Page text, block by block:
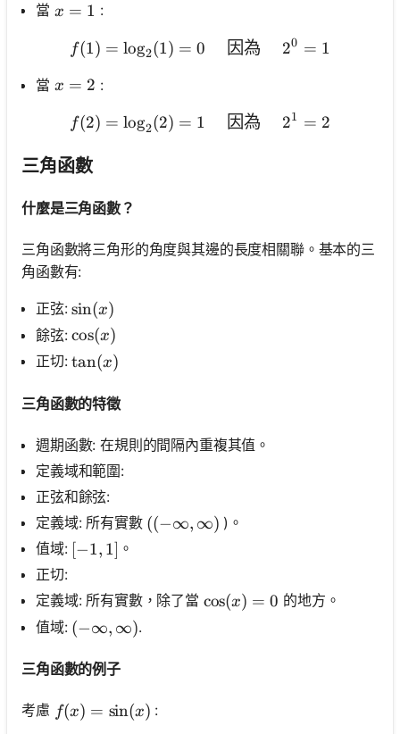
當 x=1
x = 1 :
f(1)=\log _2(1)=0 \quad
f(1) = log2(1) = 0 因為 20 = 1
當 x=2
x = 2 :
f(2)=\log _2(2)=1 \quad
f(2) = log2(2) = 1 因為 21 = 2
三角函數
什麼是三角函數？
三角函數將三角形的角度與其邊的長度相關聯。基本的三
角函數有:
正弦:\sin (x)
sin(x)
餘弦:\cos (x)
cos(x)
正切:\tan (x)
tan(x)
三角函數的特徵
週期函數: 在規則的間隔內重複其值。
定義域和範圍:
正弦和餘弦:
定義域: 所有實數 ((- \infty, \infty)
((−∞, ∞) )。
值域: [-1,1]
[−1, 1] 。
正切:
定義域: 所有實數，除了當 \cos (x)=0
cos(x) = 0 的地方。
值域: (-\infty, \infty)
(−∞, ∞).
三角函數的例子
考慮 f(x)=\sin (x)
f(x) = sin(x) :